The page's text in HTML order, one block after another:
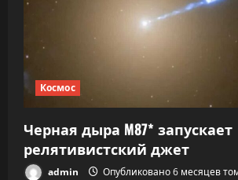
человечество
найдет
воду?
Космос
Черная дыра M87* запускает
релятивистский джет
admin Опубликовано 6 месяцев